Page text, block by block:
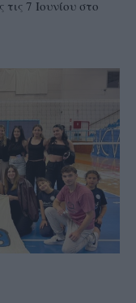
7 Ιουνίου στο